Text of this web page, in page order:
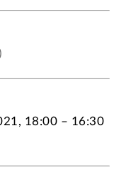
18:00 – 16:30